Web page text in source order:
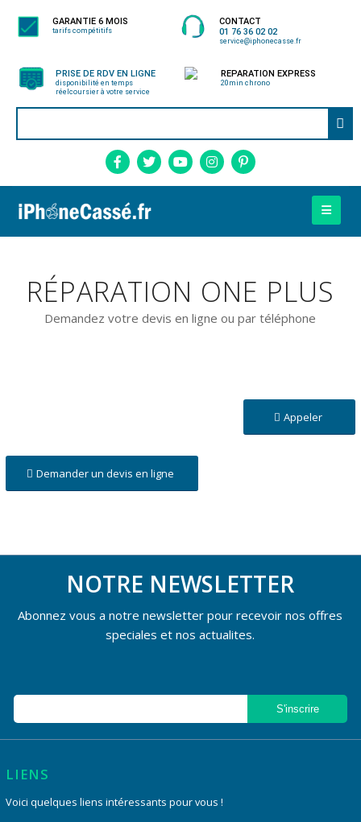
GARANTIE 6 MOIS
tarifs compétitifs
CONTACT
01 76 36 02 02
service@iphonecasse.fr
PRISE DE RDV EN LIGNE
disponibilité en temps
réelcoursier à votre service
REPARATION EXPRESS
20min chrono
RÉPARATION ONE PLUS
Demandez votre devis en ligne ou par téléphone
Appeler
Demander un devis en ligne
NOTRE NEWSLETTER
Abonnez vous a notre newsletter pour recevoir nos offres
speciales et nos actualites.
LIENS
Voici quelques liens intéressants pour vous !